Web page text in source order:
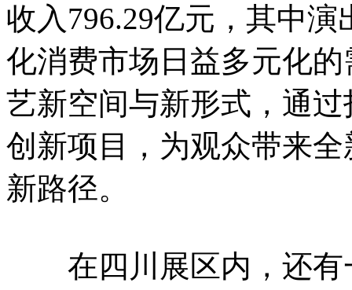
收入796.29亿元，其中
化消费市场日益多元化
艺新空间与新形式，通
创新项目，为观众带来
新路径。
在四川展区内，还有